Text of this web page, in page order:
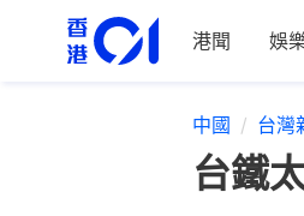
港聞 娛
中國 台灣
台鐵